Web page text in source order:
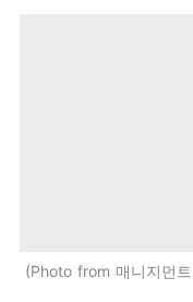
Photo from 매니지먼